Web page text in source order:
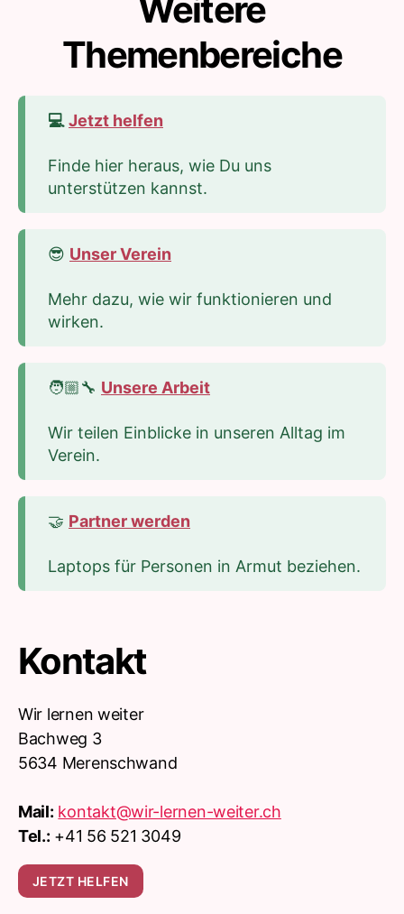
Weitere
Themenbereiche
💻 Jetzt helfen
Finde hier heraus, wie Du uns
unterstützen kannst.
😎 Unser Verein
Mehr dazu, wie wir funktionieren und
wirken.
🧑🏼‍🔧 Unsere Arbeit
Wir teilen Einblicke in unseren Alltag im
Verein.
🤝 Partner werden
Laptops für Personen in Armut beziehen.
Kontakt
Wir lernen weiter
Bachweg 3
5634 Merenschwand
Mail: kontakt@wir-lernen-weiter.ch
Tel.: +41 56 521 3049
JETZT HELFEN